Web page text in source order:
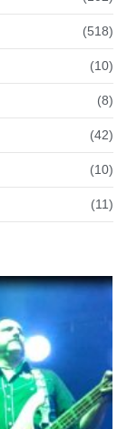
(518)
(10)
(8)
(42)
(10)
(11)